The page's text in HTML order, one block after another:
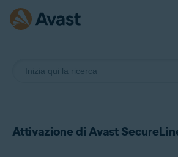
Attivazione di Avast